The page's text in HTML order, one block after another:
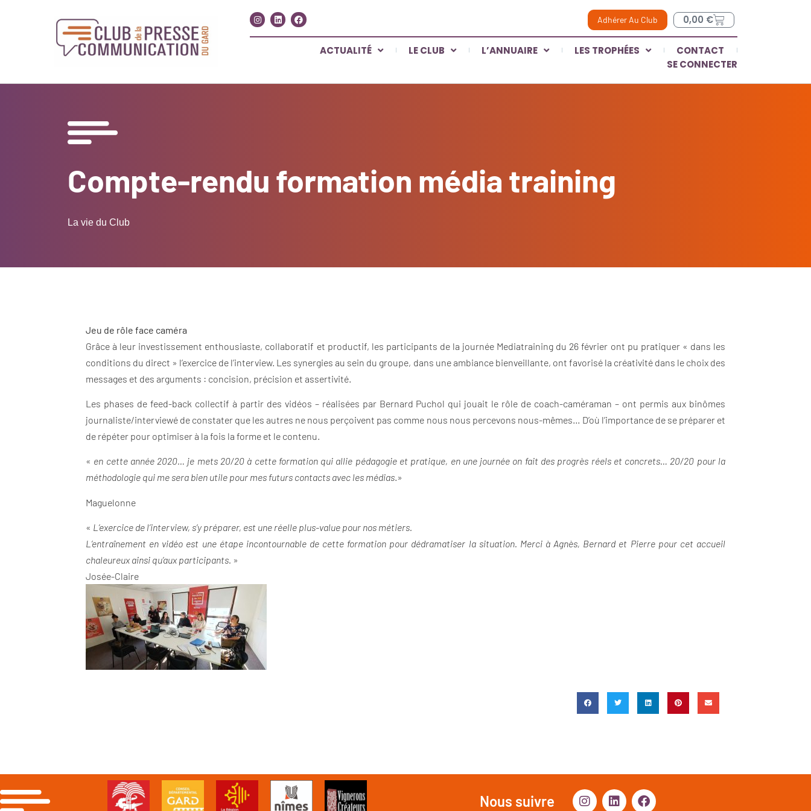
Adhérer Au Club 0,00 €
ACTUALITÉ LE CLUB L’ANNUAIRE LES TROPHÉES
CONTACT
SE CONNECTER
Compte-rendu formation média training
La vie du Club
Jeu de rôle face caméra
Grâce à leur investissement enthousiaste, collaboratif et productif, les participants de la journée Mediatraining du 26 février ont pu pratiquer « dans les
conditions du direct » l’exercice de l’interview. Les synergies au sein du groupe, dans une ambiance bienveillante, ont favorisé la créativité dans le choix des
messages et des arguments : concision, précision et assertivité.
Les phases de feed-back collectif à partir des vidéos – réalisées par Bernard Puchol qui jouait le rôle de coach-caméraman – ont permis aux binômes
journaliste/interviewé de constater que les autres ne nous perçoivent pas comme nous nous percevons nous-mêmes… D’où l’importance de se préparer et
de répéter pour optimiser à la fois la forme et le contenu.
« en cette année 2020… je mets 20/20 à cette formation qui allie pédagogie et pratique, en une journée on fait des progrès réels et concrets… 20/20 pour la
méthodologie qui me sera bien utile pour mes futurs contacts avec les médias.»
Maguelonne
« L’exercice de l’interview, s’y préparer, est une réelle plus-value pour nos métiers.
L’entraînement en vidéo est une étape incontournable de cette formation pour dédramatiser la situation. Merci à Agnès, Bernard et Pierre pour cet accueil
chaleureux ainsi qu’aux participants. »
Josée-Claire
Nous suivre